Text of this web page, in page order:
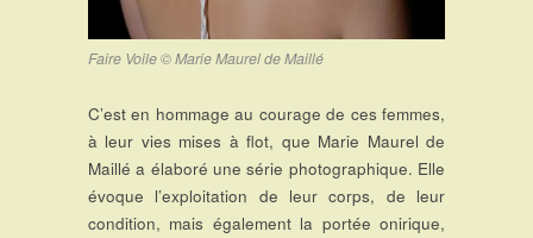
Faire Voile © Marie Maurel de Maillé
C’est en hommage au courage de ces femmes,
à leur vies mises à flot, que Marie Maurel de
Maillé a élaboré une série photographique. Elle
évoque l’exploitation de leur corps, de leur
condition, mais également la portée onirique,